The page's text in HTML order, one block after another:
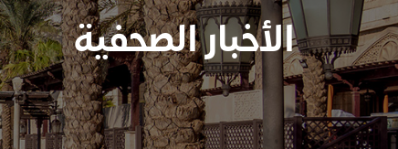
الأخبار الصحفية